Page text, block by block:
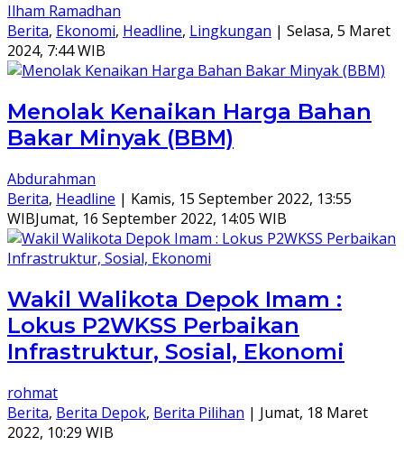
Ilham Ramadhan
Berita, Ekonomi, Headline, Lingkungan | Selasa, 5 Maret
2024, 7:44 WIB
Menolak Kenaikan Harga Bahan
Bakar Minyak (BBM)
Abdurahman
Berita, Headline | Kamis, 15 September 2022, 13:55
WIBJumat, 16 September 2022, 14:05 WIB
Wakil Walikota Depok Imam :
Lokus P2WKSS Perbaikan
Infrastruktur, Sosial, Ekonomi
rohmat
Berita, Berita Depok, Berita Pilihan | Jumat, 18 Maret
2022, 10:29 WIB